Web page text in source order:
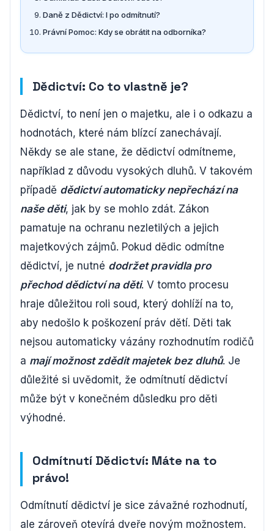
Daně z Dědictví: I po odmítnutí?
Právní Pomoc: Kdy se obrátit na odborníka?
Dědictví: Co to vlastně je?
Dědictví, to není jen o majetku, ale i o odkazu a
hodnotách, které nám blízcí zanechávají.
Někdy se ale stane, že dědictví odmítneme,
například z důvodu vysokých dluhů. V takovém
případě dědictví automaticky nepřechází na
naše děti, jak by se mohlo zdát. Zákon
pamatuje na ochranu nezletilých a jejich
majetkových zájmů. Pokud dědic odmítne
dědictví, je nutné dodržet pravidla pro
přechod dědictví na děti. V tomto procesu
hraje důležitou roli soud, který dohlíží na to,
aby nedošlo k poškození práv dětí. Děti tak
nejsou automaticky vázány rozhodnutím rodičů
a mají možnost zdědit majetek bez dluhů. Je
důležité si uvědomit, že odmítnutí dědictví
může být v konečném důsledku pro děti
výhodné.
Odmítnutí Dědictví: Máte na to
právo!
Odmítnutí dědictví je sice závažné rozhodnutí,
ale zároveň otevírá dveře novým možnostem.